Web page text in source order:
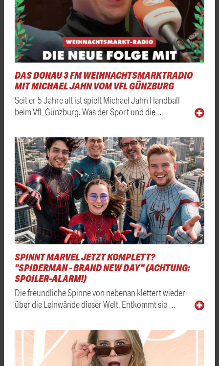
DAS DONAU 3 FM WEIHNACHTSMARKTRADIO
MIT MICHAEL JAHN VOM VFL GÜNZBURG
Seit er 5 Jahre alt ist spielt Michael Jahn Handball
beim VfL Günzburg. Was der Sport und die …
SPINNT MARVEL JETZT KOMPLETT?
"SPIDERMAN - BRAND NEW DAY" (ACHTUNG:
SPOILER-ALARM!)
Die freundliche Spinne von nebenan klettert wieder
über die Leinwände dieser Welt. Entkommt sie …